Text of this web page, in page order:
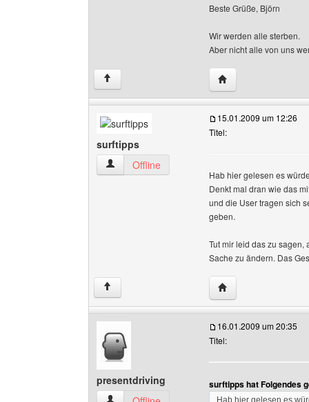
Beste Grüße, Björn
Wir werden alle sterben.
Aber nicht alle von uns
↑ Website dieses
surftipps
surftipps Benutzer-Profile anzeigen
Offline
15.01.2009 um 12:26
Titel:
Hab hier gelesen es
Denkt mal dran wie das
und die User tragen sich
geben.
Tut mir leid das zu
Sache zu ändern. Das
↑ Website dieses
presentdriving
16.01.2009 um 20:35
Titel:
surftipps hat Folgendes
Hab hier gelesen es